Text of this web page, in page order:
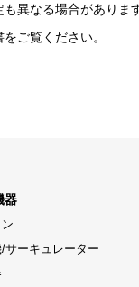
異なる場合があります
ご覧ください。
器
/サーキュレーター